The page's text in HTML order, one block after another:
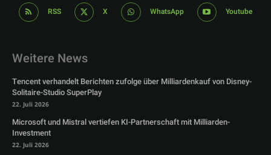
RSS X WhatsApp Youtube
Weitere News
Tencent verhandelt Berichten zufolge über Milliardenkauf von Disney-
Solitaire-Studio SuperPlay
22. Juli 2026
Microsoft und Mistral vertiefen KI-Partnerschaft mit Milliarden-
Investment
22. Juli 2026